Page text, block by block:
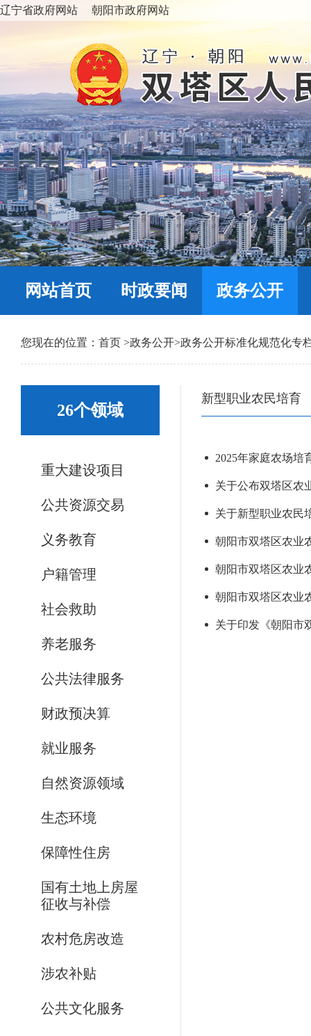
辽宁省政府网站 朝阳市政府网站
网站首页 时政要闻 政务公开
您现在的位置： 首页 >政务公开>政务公开标准化规范化专
26个领域
重大建设项目
公共资源交易
义务教育
户籍管理
社会救助
养老服务
公共法律服务
财政预决算
就业服务
自然资源领域
生态环境
保障性住房
国有土地上房屋
征收与补偿
农村危房改造
涉农补贴
公共文化服务
新型职业农民培育
2025年家庭农场培
关于公布双塔区农
关于新型职业农民
朝阳市双塔区农业
朝阳市双塔区农业
朝阳市双塔区农业
关于印发《朝阳市